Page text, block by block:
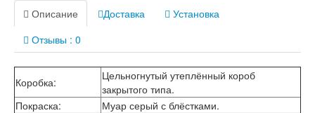
Описание Доставка
Установка
Отзывы : 0
Коробка:
Цельногнутый утеплённый короб
закрытого типа.
Покраска:
Муар серый с блёстками.